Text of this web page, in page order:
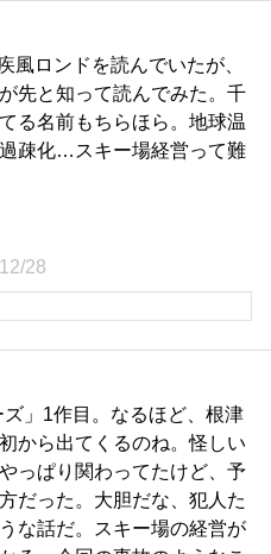
風ロンドを読んでいたが、
先と知って読んでみた。千
る名前もちらほら。地球温
疎化…スキー場経営って難
28
ズ」1作目。なるほど、根津
から出てくるのね。怪しい
っぱり関わってたけど、予
だった。大胆だな、犯人た
な話だ。スキー場の経営が